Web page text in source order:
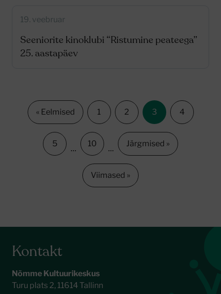
19. veebruar
Seeniorite kinoklubi “Ristumine peateega”
25. aastapäev
« Eelmised 1 2 3 4
5 ... 10 ... Järgmised »
Viimased »
Kontakt
Nõmme Kultuurikeskus
Turu plats 2, 11614 Tallinn